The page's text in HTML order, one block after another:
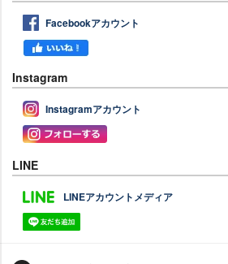
Facebookアカウント
Instagram
Instagramアカウント
LINE
LINEアカウントメディア